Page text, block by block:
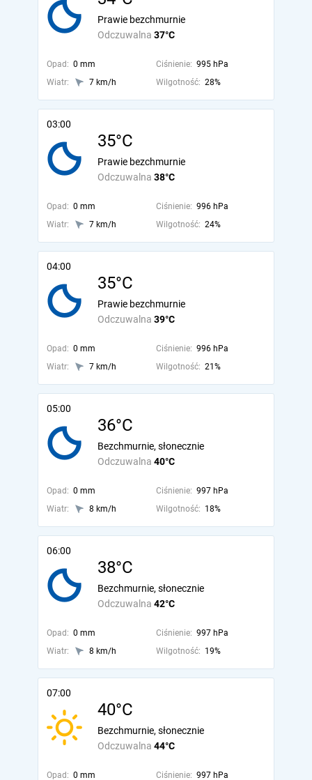
Odczuwalna 37°C
Prawie bezchmurnie
Opad: 0 mm Ciśnienie: 995 hPa
Wiatr:
7 km/h Wilgotność: 28%
03:00
35°C
Odczuwalna 38°C
Prawie bezchmurnie
Opad: 0 mm Ciśnienie: 996 hPa
Wiatr:
7 km/h Wilgotność: 24%
04:00
35°C
Odczuwalna 39°C
Prawie bezchmurnie
Opad: 0 mm Ciśnienie: 996 hPa
Wiatr:
7 km/h Wilgotność: 21%
05:00
36°C
Odczuwalna 40°C
Bezchmurnie, słonecznie
Opad: 0 mm Ciśnienie: 997 hPa
Wiatr:
8 km/h Wilgotność: 18%
06:00
38°C
Odczuwalna 42°C
Bezchmurnie, słonecznie
Opad: 0 mm Ciśnienie: 997 hPa
Wiatr:
8 km/h Wilgotność: 19%
07:00
40°C
Odczuwalna 44°C
Bezchmurnie, słonecznie
Opad: 0 mm Ciśnienie: 997 hPa